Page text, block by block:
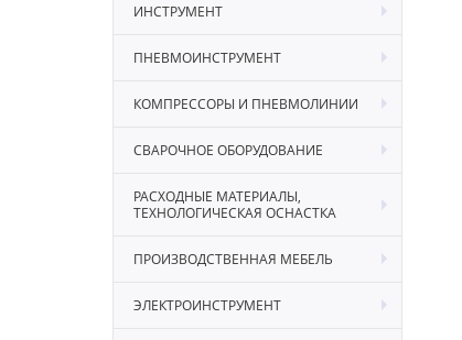
ИНСТРУМЕНТ
ПНЕВМОИНСТРУМЕНТ
КОМПРЕССОРЫ И ПНЕВМОЛИНИИ
СВАРОЧНОЕ ОБОРУДОВАНИЕ
РАСХОДНЫЕ МАТЕРИАЛЫ,
ТЕХНОЛОГИЧЕСКАЯ ОСНАСТКА
ПРОИЗВОДСТВЕННАЯ МЕБЕЛЬ
ЭЛЕКТРОИНСТРУМЕНТ